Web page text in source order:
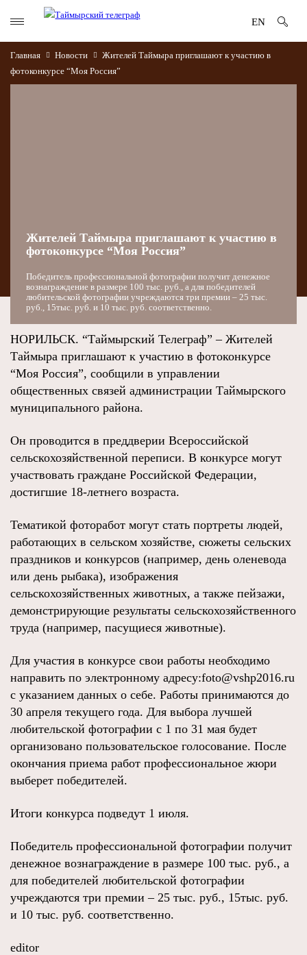
EN
Главная Новости
Жителей Таймыра приглашают к участию в
фотоконкурсе “Моя Россия”
Жителей Таймыра приглашают к участию в
фотоконкурсе “Моя Россия”
Победитель профессиональной фотографии получит денежное
вознаграждение в размере 100 тыс. руб., а для победителей
любительской фотографии учреждаются три премии – 25 тыс.
руб., 15тыс. руб. и 10 тыс. руб. соответственно.
НОРИЛЬСК. “Таймырский Телеграф” – Жителей
Таймыра приглашают к участию в фотоконкурсе
“Моя Россия”, сообщили в управлении
общественных связей администрации Таймырского
муниципального района.
Он проводится в преддверии Всероссийской
сельскохозяйственной переписи. В конкурсе могут
участвовать граждане Российской Федерации,
достигшие 18-летнего возраста.
Тематикой фоторабот могут стать портреты людей,
работающих в сельском хозяйстве, сюжеты сельских
праздников и конкурсов (например, день оленевода
или день рыбака), изображения
сельскохозяйственных животных, а также пейзажи,
демонстрирующие результаты сельскохозяйственного
труда (например, пасущиеся животные).
Для участия в конкурсе свои работы необходимо
направить по электронному адресу:foto@vshp2016.ru
с указанием данных о себе. Работы принимаются до
30 апреля текущего года. Для выбора лучшей
любительской фотографии с 1 по 31 мая будет
организовано пользовательское голосование. После
окончания приема работ профессиональное жюри
выберет победителей.
Итоги конкурса подведут 1 июля.
Победитель профессиональной фотографии получит
денежное вознаграждение в размере 100 тыс. руб., а
для победителей любительской фотографии
учреждаются три премии – 25 тыс. руб., 15тыс. руб.
и 10 тыс. руб. соответственно.
editor